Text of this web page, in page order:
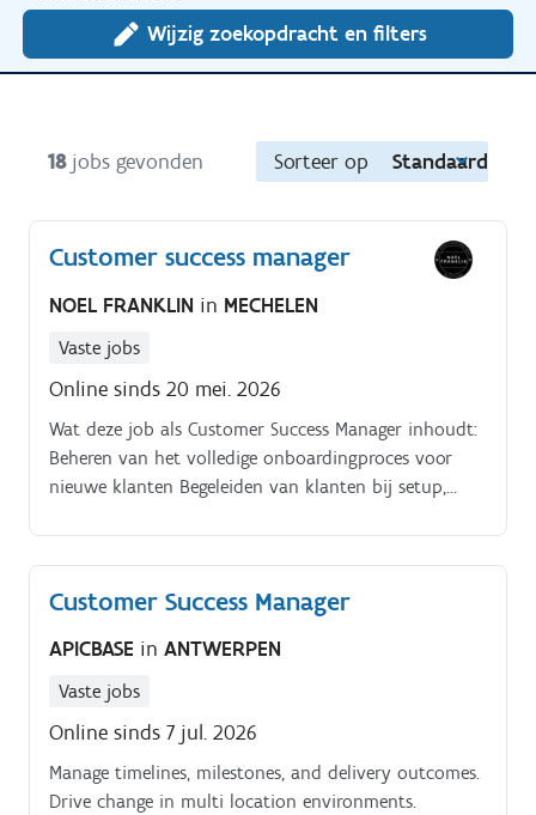
Wijzig zoekopdracht en filters
18 jobs gevonden Sorteer op Standaard
Customer success manager
NOEL FRANKLIN in MECHELEN
Vaste jobs
Online sinds 20 mei. 2026
Wat deze job als Customer Success Manager inhoudt:
Beheren van het volledige onboardingproces voor
nieuwe klanten Begeleiden van klanten bij setup,
Afstemmen met interne teams zoals sales, product en
finance, en met externe kaartpartners Fungeren als
operationeel aanspreekpunt voor bestaande
en voorstellen van verbeteringen Samenwerken met
product en operationele teams om processen en
Customer Success Manager
APICBASE in ANTWERPEN
Vaste jobs
Online sinds 7 jul. 2026
Manage timelines, milestones, and delivery outcomes.
Drive change in multi location environments.